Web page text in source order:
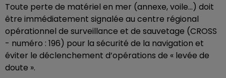
Toute perte de matériel en mer (annexe, voile...) doit
être immédiatement signalée au centre régional
opérationnel de surveillance et de sauvetage (CROSS
- numéro : 196) pour la sécurité de la navigation et
éviter le déclenchement d’opérations de « levée de
doute ».